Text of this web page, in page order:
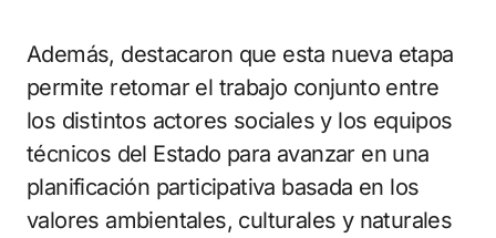
Además, destacaron que esta nueva etapa
permite retomar el trabajo conjunto entre
los distintos actores sociales y los equipos
técnicos del Estado para avanzar en una
planificación participativa basada en los
valores ambientales, culturales y naturales